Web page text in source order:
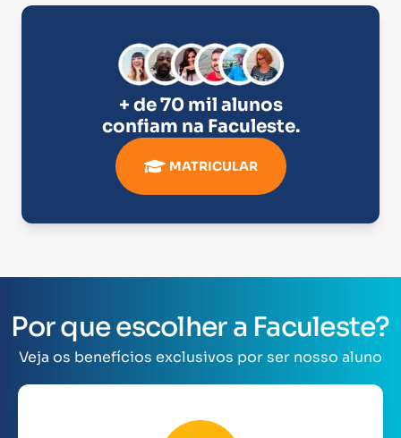
+ de 70 mil alunos
confiam na Faculeste.
MATRICULAR
Por que escolher a Faculeste?
Veja os benefícios exclusivos por ser nosso aluno